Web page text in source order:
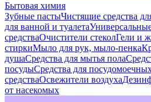
Бытовая химия
Зубные пастыЧистящие средства
для ванной и туалета
средстваОчистители стеколГели и
стиркиМыло для рук, мыло-пенка
душаСредства для мытья пола
посудыСредства для
средстваОсвежители воздуха
от насекомых